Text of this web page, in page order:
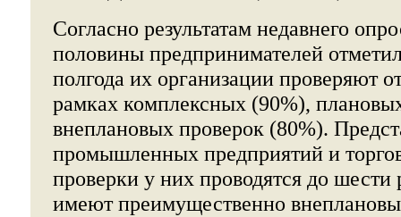
Согласно результатам недавнего
половины предпринимателей
полгода их организации проверяют
рамках комплексных (90%),
внеплановых проверок (80%).
промышленных предприятий и
проверки у них проводятся до шести
имеют преимущественно